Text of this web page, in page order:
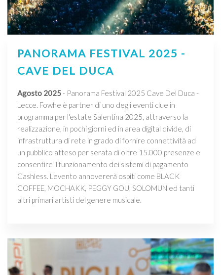
PANORAMA FESTIVAL 2025 -
CAVE DEL DUCA
Agosto 2025- Panorama Festival 2025 Cave Del Duca -
Lecce. Fowhe è partner di uno degli eventi clue in
programma per l'estate Salentina 2025, attraverso la
realizzazione, in pochi giorni ed in area digital divide, di
infrastruttura di rete in grado di fornire connettività ad
un pubblico atteso per serata di oltre 15.000 presenze e
consentire il funzionamento dei sistemi di pagamento
Cashless. L'evento annovererà ospiti come BLACK
COFFEE, MOCHAKK, PEGGY GOU, SOLOMUN ed tanti
altri primari artisti del genere musicale.